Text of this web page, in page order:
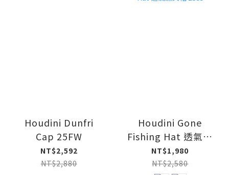
Houdini Dunfri
Cap 25FW
NT$2,592
NT$2,880
Houdini Gone
Fishing Hat 透氣漁
夫帽 25ss
NT$1,980
NT$2,580